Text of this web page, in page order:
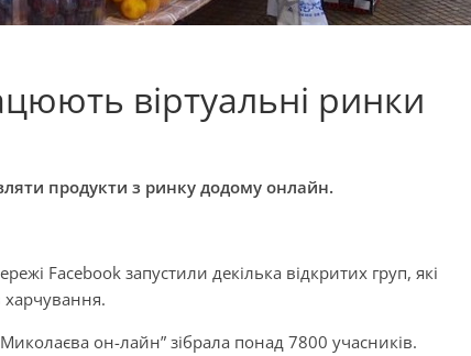
віртуальні ринки
продукти з ринку додому онлайн.
Facebook запустили декілька відкритих груп, які
он-лайн” зібрала понад 7800 учасників.